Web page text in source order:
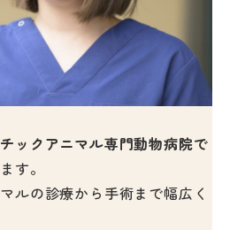
ックアニマル専門動物病院で
す。
ルの診療から手術まで幅広く